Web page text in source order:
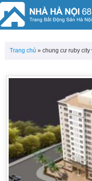
Trang chủ » chung cư ruby city